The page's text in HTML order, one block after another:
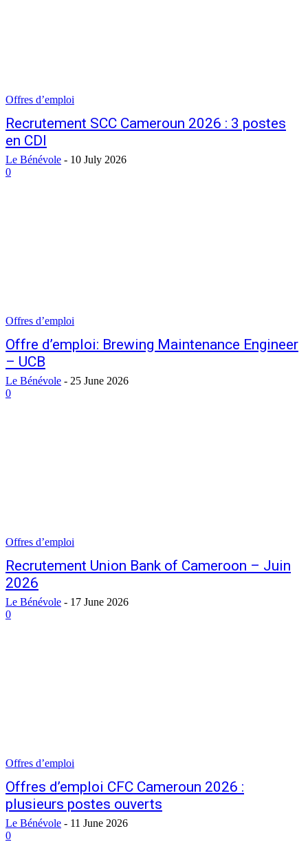
Offres d’emploi
Recrutement SCC Cameroun 2026 : 3 postes
en CDI
Le Bénévole - 10 July 2026
0
Offres d’emploi
Offre d’emploi: Brewing Maintenance Engineer
– UCB
Le Bénévole - 25 June 2026
0
Offres d’emploi
Recrutement Union Bank of Cameroon – Juin
2026
Le Bénévole - 17 June 2026
0
Offres d’emploi
Offres d’emploi CFC Cameroun 2026 :
plusieurs postes ouverts
Le Bénévole - 11 June 2026
0